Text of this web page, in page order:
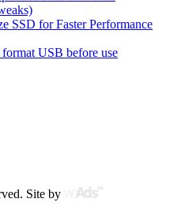
SSD for Faster Performance
USB before use
Site by